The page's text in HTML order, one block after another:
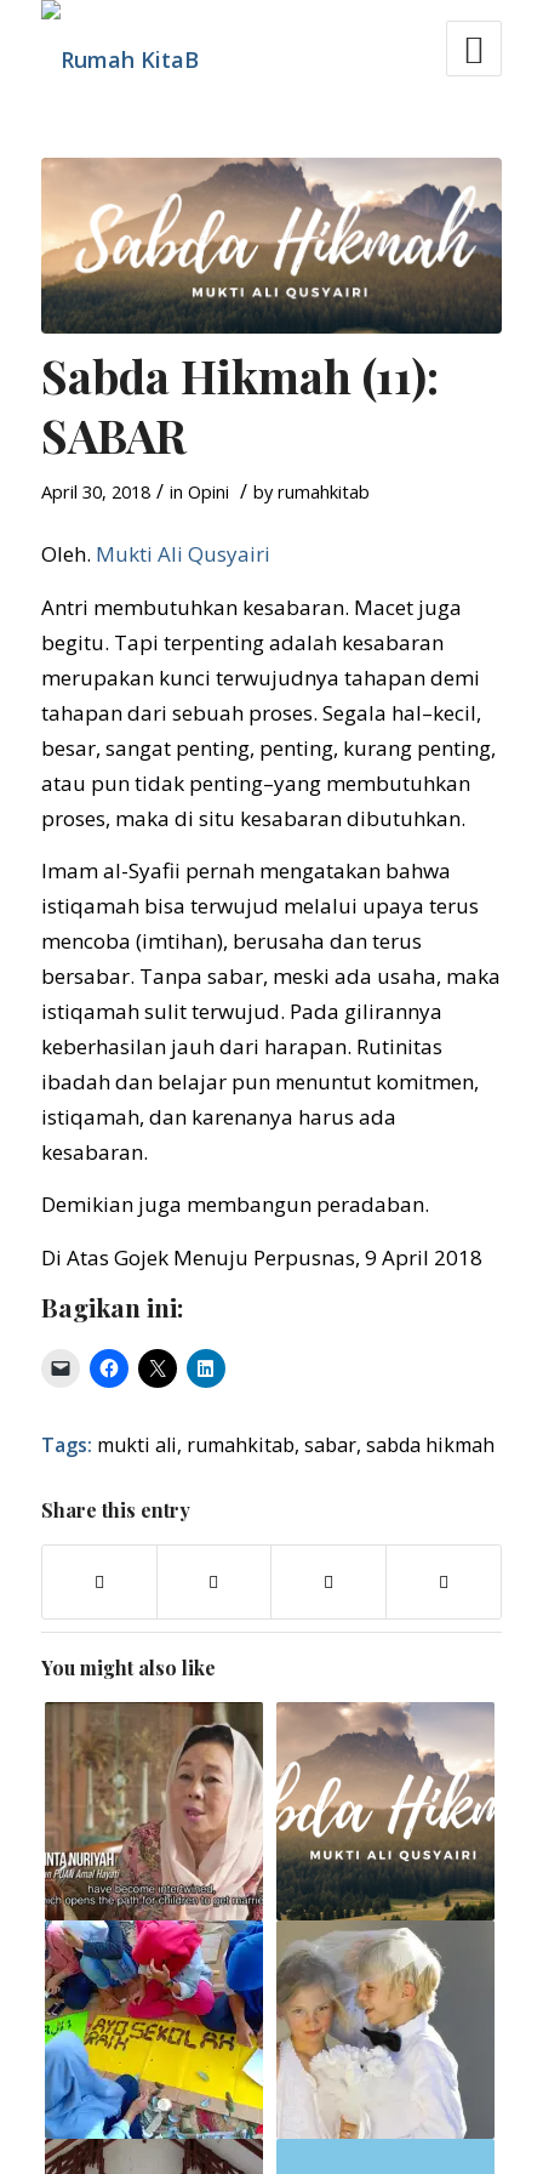
Sabda Hikmah (11):
SABAR
April 30, 2018 / in Opini / byrumahkitab
Oleh. Mukti Ali Qusyairi
Antri membutuhkan kesabaran. Macet juga
begitu. Tapi terpenting adalah kesabaran
merupakan kunci terwujudnya tahapan demi
tahapan dari sebuah proses. Segala hal–kecil,
besar, sangat penting, penting, kurang penting,
atau pun tidak penting–yang membutuhkan
proses, maka di situ kesabaran dibutuhkan.
Imam al-Syafii pernah mengatakan bahwa
istiqamah bisa terwujud melalui upaya terus
mencoba (imtihan), berusaha dan terus
bersabar. Tanpa sabar, meski ada usaha, maka
istiqamah sulit terwujud. Pada gilirannya
keberhasilan jauh dari harapan. Rutinitas
ibadah dan belajar pun menuntut komitmen,
istiqamah, dan karenanya harus ada
kesabaran.
Demikian juga membangun peradaban.
Di Atas Gojek Menuju Perpusnas, 9 April 2018
Bagikan ini:
Tags: mukti ali, rumahkitab, sabar, sabda hikmah
Share this entry
You might also like